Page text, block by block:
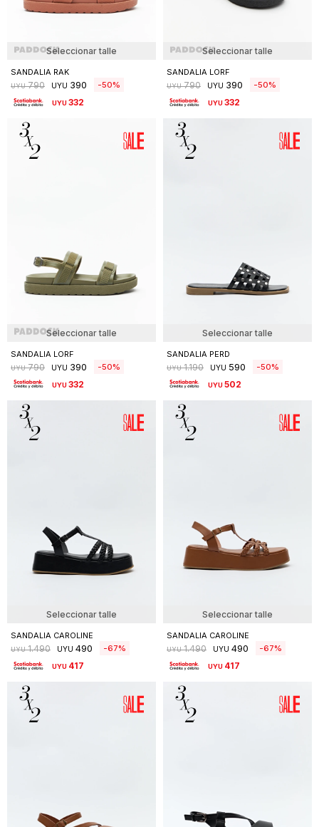
Seleccionar talle
SANDALIA RAK
UYU 790 UYU 390 50
UYU332
Seleccionar talle
SANDALIA LORF
UYU 790 UYU 390 50
UYU332
Seleccionar talle
SANDALIA LORF
UYU 790 UYU 390 50
UYU332
Seleccionar talle
SANDALIA PERD
UYU 1.190 UYU 590 50
UYU502
Seleccionar talle
SANDALIA CAROLINE
UYU 1.490 UYU 490 67
UYU 417
Seleccionar talle
SANDALIA CAROLINE
UYU 1.490 UYU 490 67
UYU 417